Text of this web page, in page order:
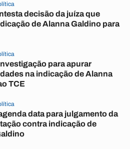
decisão da juíza que
de Alanna Galdino para
para apurar
na indicação de Alanna
TCE
data para julgamento da
contra indicação de